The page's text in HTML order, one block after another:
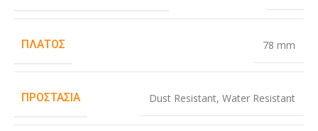
ΠΛΆΤΟΣ 78 mm
ΠΡΟΣΤΑΣΊΑ Dust Resistant, Water Resistant